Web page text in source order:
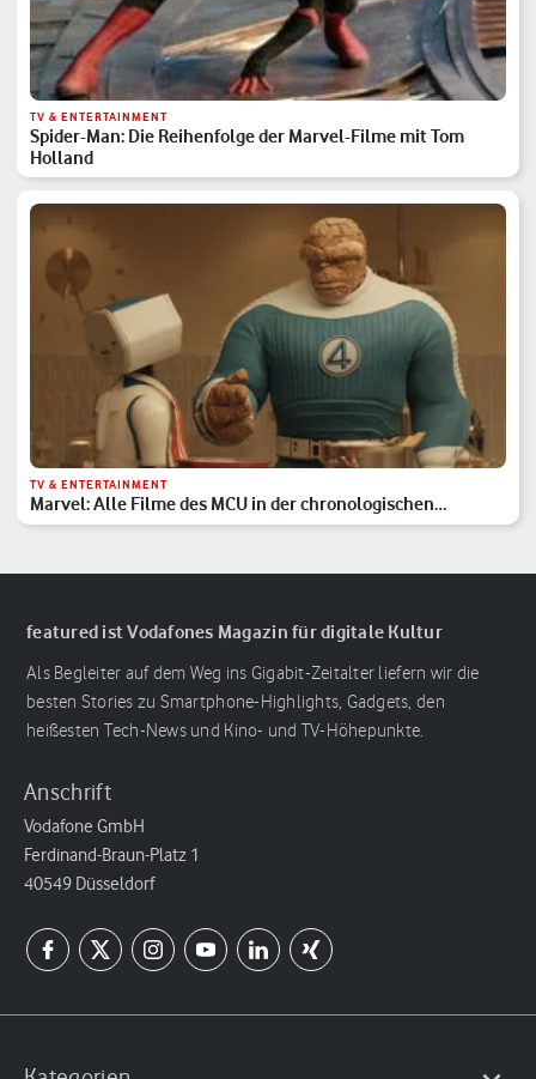
TV & ENTERTAINMENT
Spider-Man: Die Reihenfolge der Marvel-Filme mit Tom
Holland
TV & ENTERTAINMENT
Marvel: Alle Filme des MCU in der chronologischen
Reihenfolge
featured ist Vodafones Magazin für digitale Kultur
Als Begleiter auf dem Weg ins Gigabit-Zeitalter liefern wir die
besten Stories zu Smartphone-Highlights, Gadgets, den
heißesten Tech-News und Kino- und TV-Höhepunkte.
Anschrift
Vodafone GmbH
Ferdinand-Braun-Platz 1
40549 Düsseldorf